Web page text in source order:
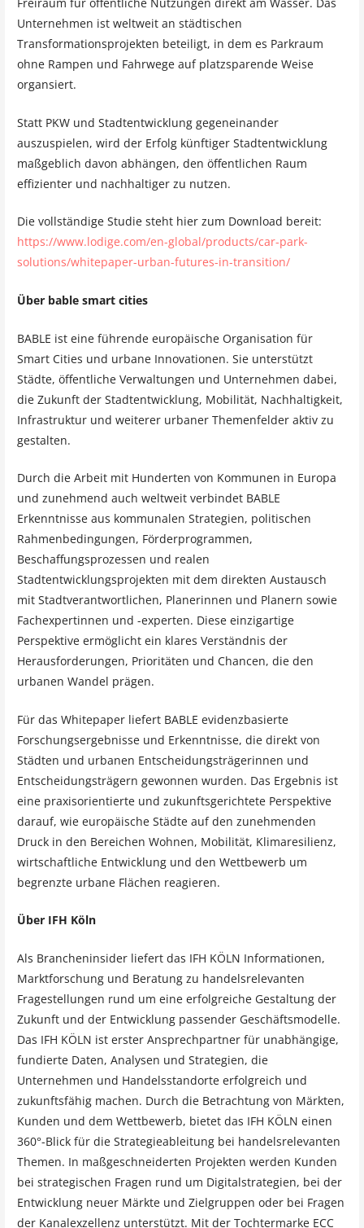
Unternehmen ist weltweit an städtischen
Transformationsprojekten beteiligt, in dem es Parkraum
ohne Rampen und Fahrwege auf platzsparende Weise
organsiert.
Statt PKW und Stadtentwicklung gegeneinander
auszuspielen, wird der Erfolg künftiger Stadtentwicklung
maßgeblich davon abhängen, den öffentlichen Raum
effizienter und nachhaltiger zu nutzen.
Die vollständige Studie steht hier zum Download bereit:
https://www.lodige.com/en-global/products/car-park-
solutions/whitepaper-urban-futures-in-transition/
Über bable smart cities
BABLE ist eine führende europäische Organisation für
Smart Cities und urbane Innovationen. Sie unterstützt
Städte, öffentliche Verwaltungen und Unternehmen dabei,
die Zukunft der Stadtentwicklung, Mobilität, Nachhaltigkeit,
Infrastruktur und weiterer urbaner Themenfelder aktiv zu
gestalten.
Durch die Arbeit mit Hunderten von Kommunen in Europa
und zunehmend auch weltweit verbindet BABLE
Erkenntnisse aus kommunalen Strategien, politischen
Rahmenbedingungen, Förderprogrammen,
Beschaffungsprozessen und realen
Stadtentwicklungsprojekten mit dem direkten Austausch
mit Stadtverantwortlichen, Planerinnen und Planern sowie
Fachexpertinnen und -experten. Diese einzigartige
Perspektive ermöglicht ein klares Verständnis der
Herausforderungen, Prioritäten und Chancen, die den
urbanen Wandel prägen.
Für das Whitepaper liefert BABLE evidenzbasierte
Forschungsergebnisse und Erkenntnisse, die direkt von
Städten und urbanen Entscheidungsträgerinnen und
Entscheidungsträgern gewonnen wurden. Das Ergebnis ist
eine praxisorientierte und zukunftsgerichtete Perspektive
darauf, wie europäische Städte auf den zunehmenden
Druck in den Bereichen Wohnen, Mobilität, Klimaresilienz,
wirtschaftliche Entwicklung und den Wettbewerb um
begrenzte urbane Flächen reagieren.
Über IFH Köln
Als Brancheninsider liefert das IFH KÖLN Informationen,
Marktforschung und Beratung zu handelsrelevanten
Fragestellungen rund um eine erfolgreiche Gestaltung der
Zukunft und der Entwicklung passender Geschäftsmodelle.
Das IFH KÖLN ist erster Ansprechpartner für unabhängige,
fundierte Daten, Analysen und Strategien, die
Unternehmen und Handelsstandorte erfolgreich und
zukunftsfähig machen. Durch die Betrachtung von Märkten,
Kunden und dem Wettbewerb, bietet das IFH KÖLN einen
360°-Blick für die Strategieableitung bei handelsrelevanten
Themen. In maßgeschneiderten Projekten werden Kunden
bei strategischen Fragen rund um Digitalstrategien, bei der
Entwicklung neuer Märkte und Zielgruppen oder bei Fragen
der Kanalexzellenz unterstützt. Mit der Tochtermarke ECC